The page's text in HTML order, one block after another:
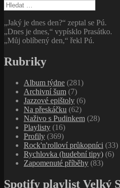
Vyhledávání
„Jaký je dnes den?“ zeptal se Pú.
„Dnes je dnes,“ vypísklo Prasátko.
„Můj oblíbený den,“ řekl Pú.
Rubriky
Album týdne (281)
Archivní šum (7)
Jazzové epištoly (6)
Na přeskáčku (62)
Naživo s Pudinkem (28)
Playlisty (16)
Profily (369)
Rock'n'rolloví průkopníci (33)
Rychlovka (hudební tipy) (6)
Zapomenuté příběhy (83)
Spotify playlist Velký